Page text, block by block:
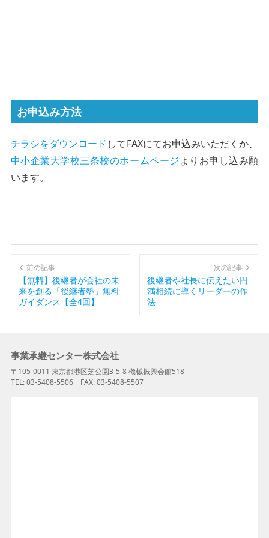
お申込み方法
チラシをダウンロード してFAXにてお申込みいただくか、
中小企業大学校三条校のホームページよりお申し込み願
います。
前の記事
【無料】後継者が会社の未
来を創る「後継者塾」無料
ガイダンス【全4回】
次の記事
後継者や社長に伝えたい円
満相続に導くリーダーの作
法
事業承継センター株式会社
〒105-0011 東京都港区芝公園3-5-8 機械振興会館518
TEL: 03-5408-5506 FAX: 03-5408-5507